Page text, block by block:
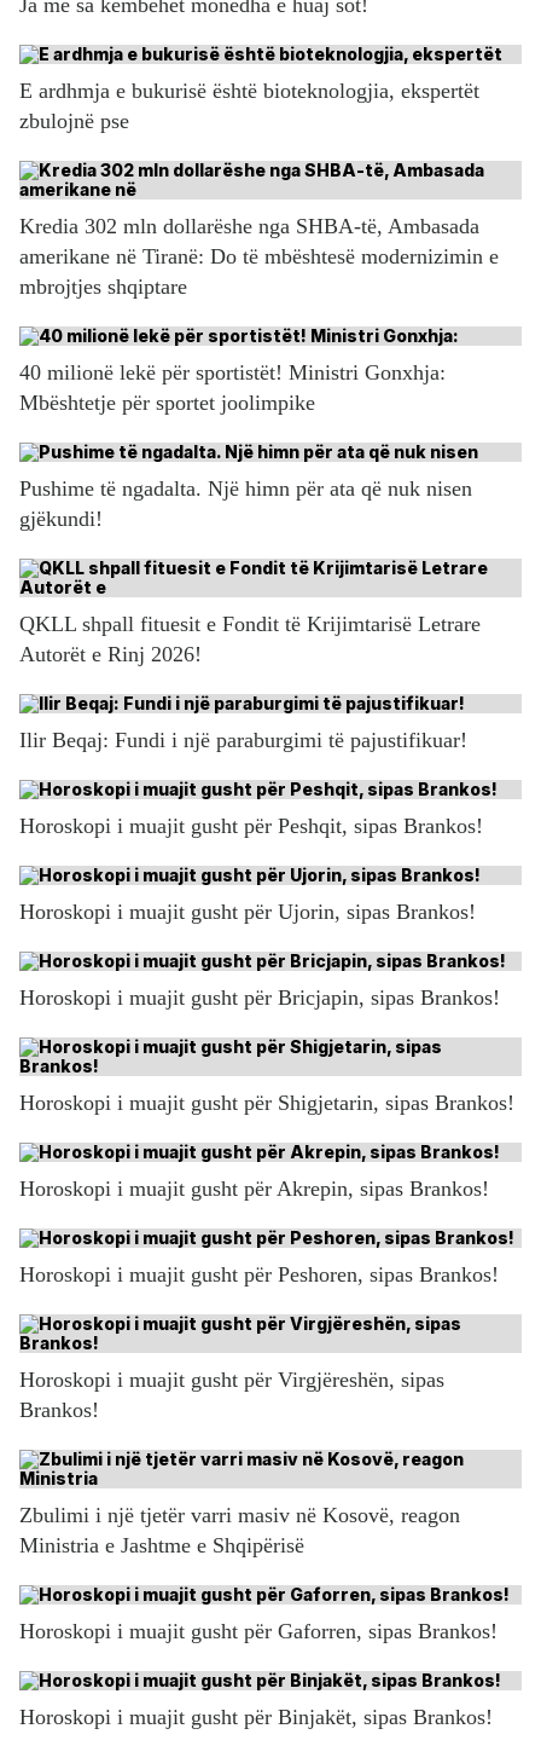
E ardhmja e bukurisë është bioteknologjia, ekspertët
zbulojnë pse
Kredia 302 mln dollarëshe nga SHBA-të, Ambasada
amerikane në Tiranë: Do të mbështesë modernizimin e
mbrojtjes shqiptare
40 milionë lekë për sportistët! Ministri Gonxhja:
Mbështetje për sportet joolimpike
Pushime të ngadalta. Një himn për ata që nuk nisen
gjëkundi!
QKLL shpall fituesit e Fondit të Krijimtarisë Letrare
Autorët e Rinj 2026!
Ilir Beqaj: Fundi i një paraburgimi të pajustifikuar!
Horoskopi i muajit gusht për Peshqit, sipas Brankos!
Horoskopi i muajit gusht për Ujorin, sipas Brankos!
Horoskopi i muajit gusht për Bricjapin, sipas Brankos!
Horoskopi i muajit gusht për Shigjetarin, sipas Brankos!
Horoskopi i muajit gusht për Akrepin, sipas Brankos!
Horoskopi i muajit gusht për Peshoren, sipas Brankos!
Horoskopi i muajit gusht për Virgjëreshën, sipas
Brankos!
Zbulimi i një tjetër varri masiv në Kosovë, reagon
Ministria e Jashtme e Shqipërisë
Horoskopi i muajit gusht për Gaforren, sipas Brankos!
Horoskopi i muajit gusht për Binjakët, sipas Brankos!